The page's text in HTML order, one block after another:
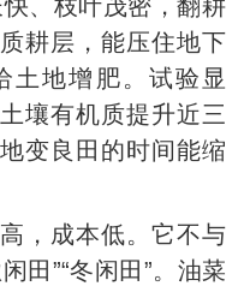
、枝叶茂密，翻耕
耕层，能压住地下
土地增肥。试验显
壤有机质提升近三
变良田的时间能缩
，成本低。它不与
田”“冬闲田”。油菜